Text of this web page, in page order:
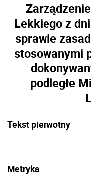
Lekkiego z
sprawie
stosowanymi
podległe
Tekst pierwotny
Metryka